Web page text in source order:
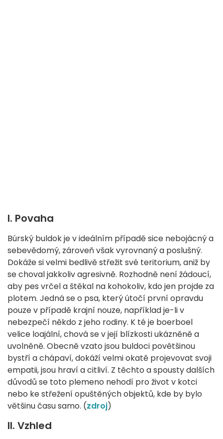
I. Povaha
Búrský buldok je v ideálním případě sice nebojácný a
sebevědomý, zároveň však vyrovnaný a poslušný.
Dokáže si velmi bedlivě střežit své teritorium, aniž by
se choval jakkoliv agresivně. Rozhodně není žádoucí,
aby pes vrčel a štěkal na kohokoliv, kdo jen projde za
plotem. Jedná se o psa, který útočí první opravdu
pouze v případě krajní nouze, například je-li v
nebezpečí někdo z jeho rodiny. K té je boerboel
velice loajální, chová se v její blízkosti ukázněně a
uvolněně. Obecně vzato jsou buldoci povětšinou
bystří a chápaví, dokáží velmi okatě projevovat svoji
empatii, jsou hraví a citliví. Z těchto a spousty dalších
důvodů se toto plemeno nehodí pro život v kotci
nebo ke střežení opuštěných objektů, kde by bylo
většinu času samo. (zdroj)
II. Vzhled